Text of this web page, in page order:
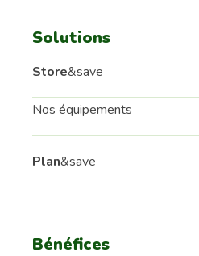
Solutions
Store&save
Nos équipements
Plan&save
Bénéfices